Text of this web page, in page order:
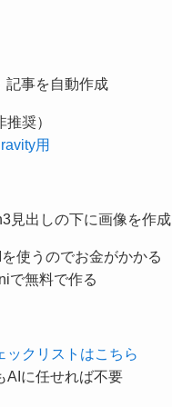
記事を自動作成
奨）
用
見出しの下に画像を作成
を使うのでお金がかかる
で無料で作る
ックリストはこちら
に任せれば不要